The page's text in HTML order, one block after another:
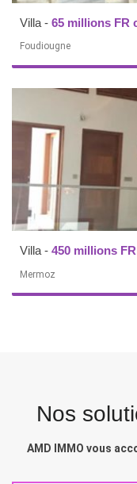
Villa - 65 millions FR
Foudiougne
Villa - 450 millions
Mermoz
Nos
AMD IMMO vous